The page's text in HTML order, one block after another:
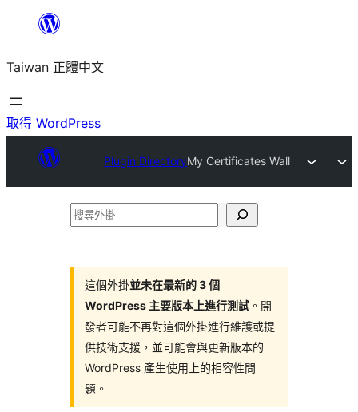
主
要
內
Taiwan 正體中文
取得 WordPress
Plugin DirectoryMy Certificates Wall
搜
這個外掛並未在最新的 3 個
WordPress 主要版本上進行測試 。開
發者可能不再對這個外掛進行維護或提
供技術支援，並可能會與更新版本的
WordPress 產生使用上的相容性問
題。